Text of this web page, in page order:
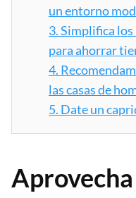
un entorno
3.Simplifica los
para ahorrar
4.
las casas de
5. Date un